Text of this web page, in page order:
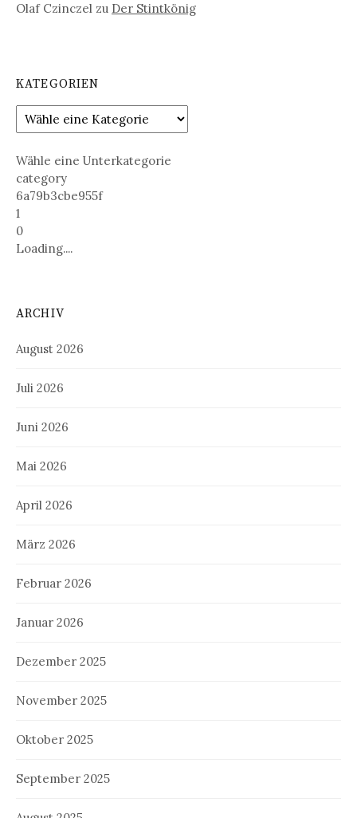
Olaf Czinczel zu Der Stintkönig
KATEGORIEN
Wähle eine Unterkategorie
category
6a79b3cbe955f
1
0
Loading....
ARCHIV
August 2026
Juli 2026
Juni 2026
Mai 2026
April 2026
März 2026
Februar 2026
Januar 2026
Dezember 2025
November 2025
Oktober 2025
September 2025